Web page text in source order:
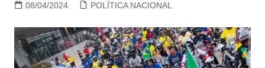
08/04/2024 POLÍTICA NACIONAL